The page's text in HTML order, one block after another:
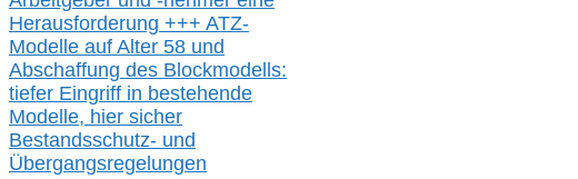
Herausforderung +++ ATZ-
Modelle auf Alter 58 und
Abschaffung des Blockmodells:
tiefer Eingriff in bestehende
Modelle, hier sicher
Bestandsschutz- und
Übergangsregelungen